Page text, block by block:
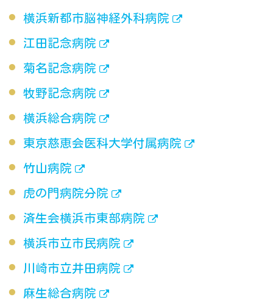
横浜新都市脳神経外科病院
江田記念病院
菊名記念病院
牧野記念病院
横浜総合病院
東京慈恵会医科大学付属病院
竹山病院
虎の門病院分院
済生会横浜市東部病院
横浜市立市民病院
川崎市立井田病院
麻生総合病院